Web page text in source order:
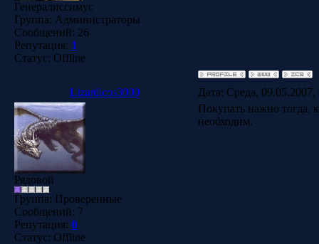
Генералиссимус
Группа: Администраторы
Сообщений: 26
Репутация: 1
Статус: Offline
Lizardicos3000 Дата: Среда,
Рядовой
Группа: Проверенные
Сообщений: 7
Репутация: 0
Статус: Offline
Покупать нажно тогда,
необходим.